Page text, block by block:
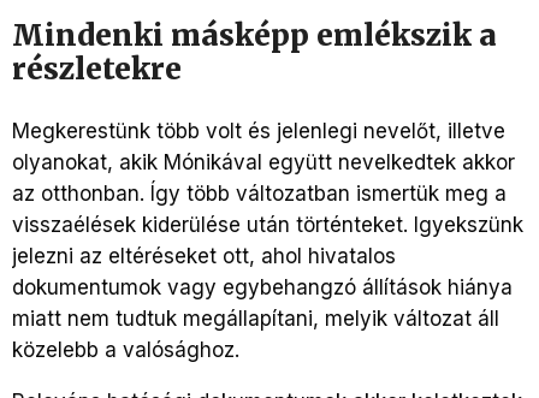
Mindenki másképp emlékszik a
részletekre
Megkerestünk több volt és jelenlegi nevelőt, illetve
olyanokat, akik Mónikával együtt nevelkedtek akkor
az otthonban. Így több változatban ismertük meg a
visszaélések kiderülése után történteket. Igyekszünk
jelezni az eltéréseket ott, ahol hivatalos
dokumentumok vagy egybehangzó állítások hiánya
miatt nem tudtuk megállapítani, melyik változat áll
közelebb a valósághoz.